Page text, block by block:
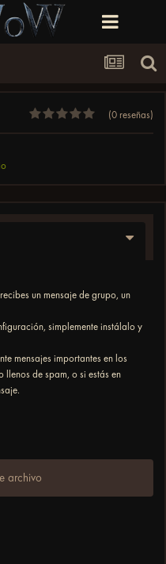
(0 reseñas)
un mensaje de grupo, un
simplemente instálalo y
mensajes importantes en los
llenos de spam, o si estás en
archivo